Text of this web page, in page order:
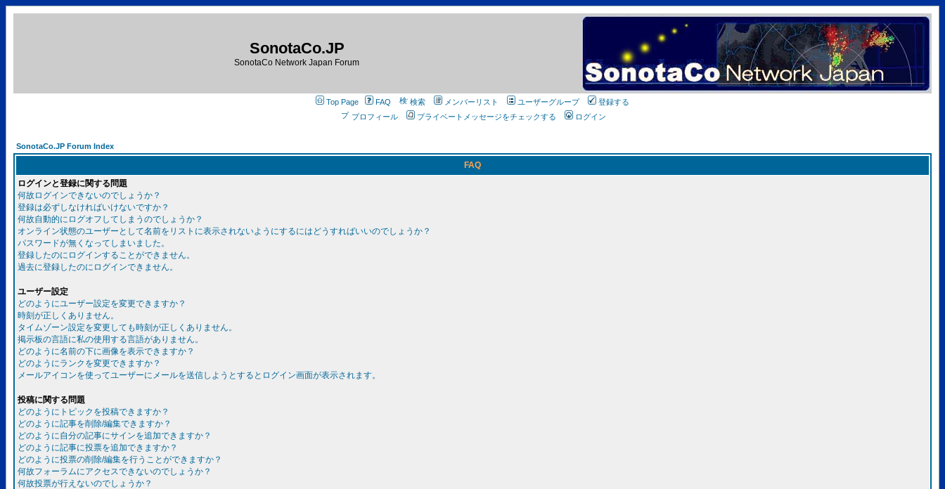
SonotaCo.JP
SonotaCo Network Japan Forum
Top Page FAQ 検索 メンバーリスト ユーザーグループ
登録する
プロフィール
プライベートメッセージをチェックする ログイン
SonotaCo.JP Forum Index
FAQ
ログインと登録に関する問題
何故ログインできないのでしょうか？
登録は必ずしなければいけないですか？
何故自動的にログオフしてしまうのでしょうか？
オンライン状態のユーザーとして名前をリストに表示されないようにするにはどうすればいいのでしょうか？
パスワードが無くなってしまいました。
登録したのにログインすることができません。
過去に登録したのにログインできません。
ユーザー設定
どのようにユーザー設定を変更できますか？
時刻が正しくありません。
タイムゾーン設定を変更しても時刻が正しくありません。
掲示板の言語に私の使用する言語がありません。
どのように名前の下に画像を表示できますか？
どのようにランクを変更できますか？
メールアイコンを使ってユーザーにメールを送信しようとするとログイン画面が表示されます。
投稿に関する問題
どのようにトピックを投稿できますか？
どのように記事を削除/編集できますか？
どのように自分の記事にサインを追加できますか？
どのように記事に投票を追加できますか？
どのように投票の削除/編集を行うことができますか？
何故フォーラムにアクセスできないのでしょうか？
何故投票が行えないのでしょうか？